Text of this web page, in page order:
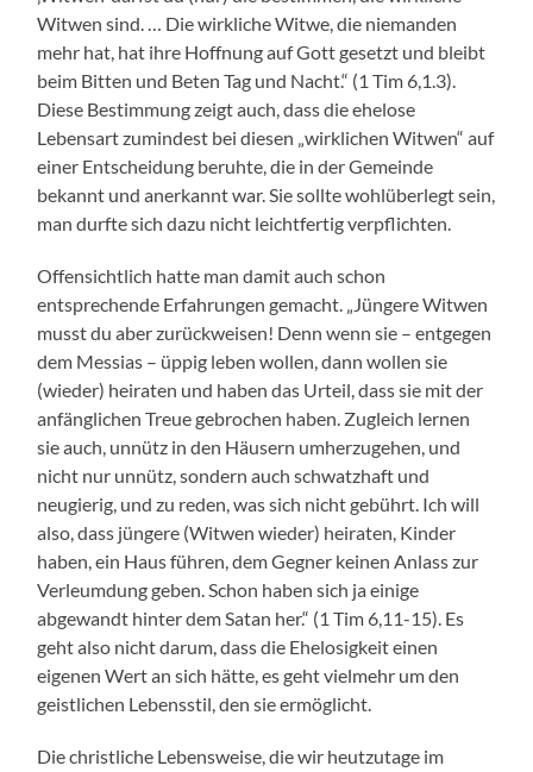
Witwen sind. … Die wirkliche Witwe, die niemanden
mehr hat, hat ihre Hoffnung auf Gott gesetzt und bleibt
beim Bitten und Beten Tag und Nacht.“ (1 Tim 6,1.3).
Diese Bestimmung zeigt auch, dass die ehelose
Lebensart zumindest bei diesen „wirklichen Witwen“ auf
einer Entscheidung beruhte, die in der Gemeinde
bekannt und anerkannt war. Sie sollte wohlüberlegt sein,
man durfte sich dazu nicht leichtfertig verpflichten.
Offensichtlich hatte man damit auch schon
entsprechende Erfahrungen gemacht. „Jüngere Witwen
musst du aber zurückweisen! Denn wenn sie – entgegen
dem Messias – üppig leben wollen, dann wollen sie
(wieder) heiraten und haben das Urteil, dass sie mit der
anfänglichen Treue gebrochen haben. Zugleich lernen
sie auch, unnütz in den Häusern umherzugehen, und
nicht nur unnütz, sondern auch schwatzhaft und
neugierig, und zu reden, was sich nicht gebührt. Ich will
also, dass jüngere (Witwen wieder) heiraten, Kinder
haben, ein Haus führen, dem Gegner keinen Anlass zur
Verleumdung geben. Schon haben sich ja einige
abgewandt hinter dem Satan her.“ (1 Tim 6,11-15). Es
geht also nicht darum, dass die Ehelosigkeit einen
eigenen Wert an sich hätte, es geht vielmehr um den
geistlichen Lebensstil, den sie ermöglicht.
Die christliche Lebensweise, die wir heutzutage im